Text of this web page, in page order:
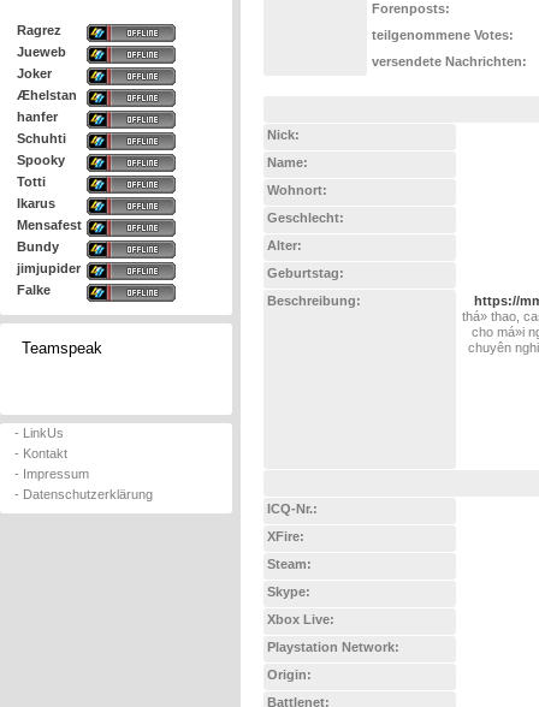
Ragrez
Jueweb
Joker
Æhelstan
hanfer
Schuhti
Spooky
Totti
Ikarus
Mensafest
Bundy
jimjupider
Falke
Teamspeak
- LinkUs
- Kontakt
- Impressum
- Datenschutzerklärung
Forenposts:
teilgenommene Votes:
versendete Nachrichten:
Nick:
Name:
Wohnort:
Geschlecht:
Alter:
Geburtstag:
Beschreibung:
https://
thá» thao,
cho má»i
chuyên
ICQ-Nr.:
XFire:
Steam:
Skype:
Xbox Live:
Playstation Network:
Origin:
Battlenet: